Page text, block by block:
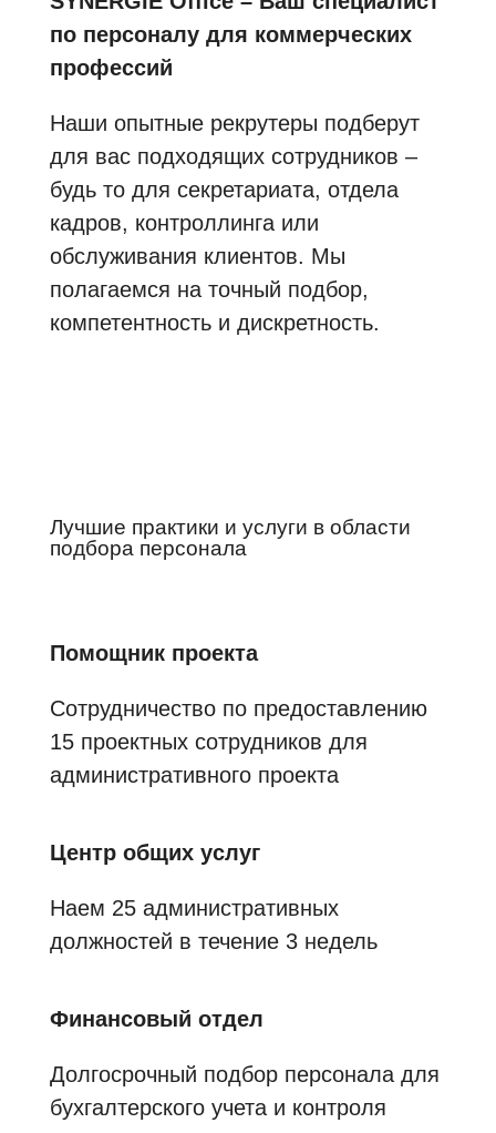
по персоналу для коммерческих
профессий
Наши опытные рекрутеры подберут
для вас подходящих сотрудников –
будь то для секретариата, отдела
кадров, контроллинга или
обслуживания клиентов. Мы
полагаемся на точный подбор,
компетентность и дискретность.
Лучшие практики и услуги в области
подбора персонала
Помощник проекта
Сотрудничество по предоставлению
15 проектных сотрудников для
административного проекта
Центр общих услуг
Наем 25 административных
должностей в течение 3 недель
Финансовый отдел
Долгосрочный подбор персонала для
бухгалтерского учета и контроля